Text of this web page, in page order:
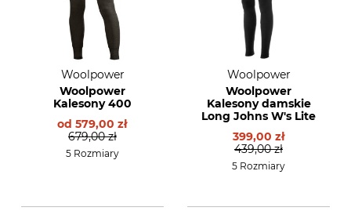
Woolpower
Woolpower
Kalesony 400
od 579,00 zł
679,00 zł
5 Rozmiary
Woolpower
Woolpower
Kalesony damskie
Long Johns W's Lite
399,00 zł
439,00 zł
5 Rozmiary